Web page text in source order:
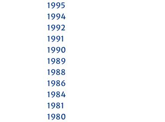
1995
1994
1992
1991
1990
1989
1988
1986
1984
1981
1980